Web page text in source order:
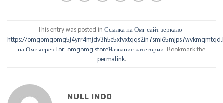
This entry was posted in Ссылка на Омг сайт зеркало -
https://
на Омг через Tor: omgomg.storeНазвание категории. Bookmark the
permalink.
NULL INDO